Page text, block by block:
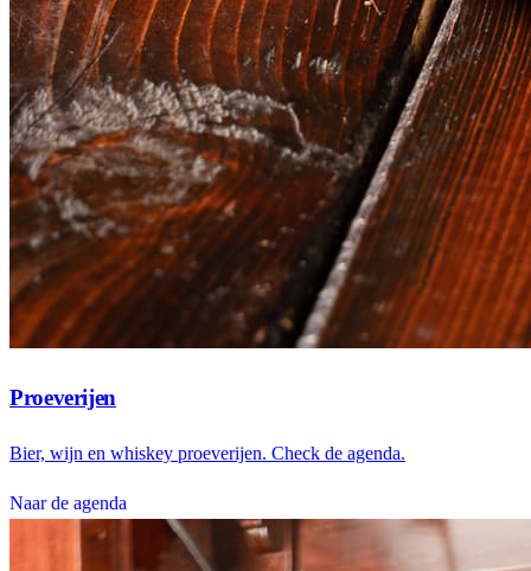
Proeverijen
Bier, wijn en whiskey proeverijen. Check de agenda.
Naar de agenda